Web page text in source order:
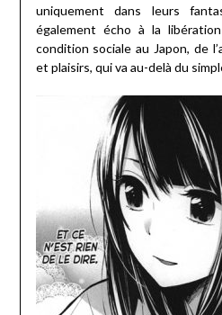
uniquement dans leurs
également écho à la
condition sociale au Japon, de
et plaisirs, qui va au-delà du